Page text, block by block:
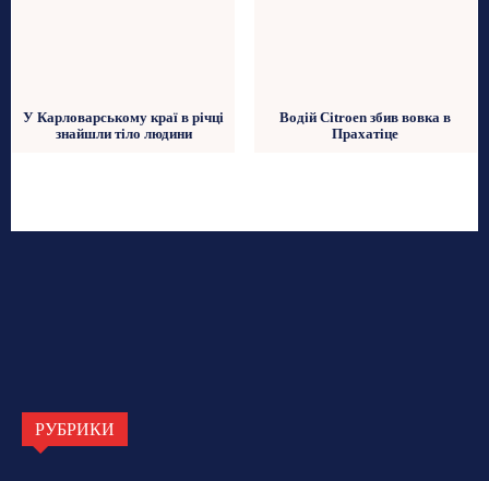
У Карловарському краї в річці
знайшли тіло людини
Водій Citroen збив вовка в
Прахатіце
РУБРИКИ